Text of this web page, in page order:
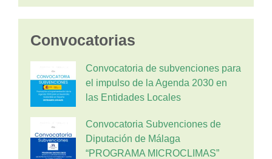
Convocatorias
Convocatoria de subvenciones para
el impulso de la Agenda 2030 en
las Entidades Locales
Convocatoria Subvenciones de
Diputación de Málaga
“PROGRAMA MICROCLIMAS”